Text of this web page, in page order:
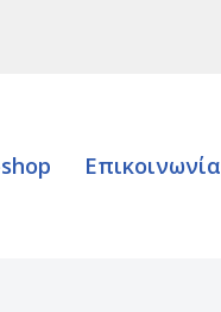
Επικοινωνία